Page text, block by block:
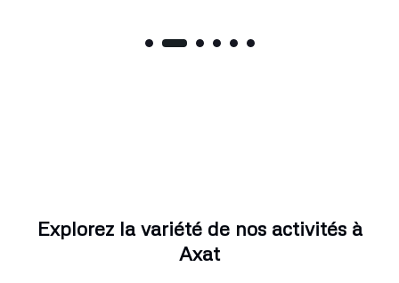
Explorez la variété de nos activités à
Axat